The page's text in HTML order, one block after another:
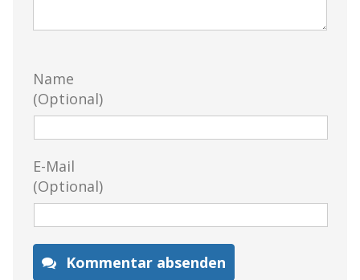
Name
(Optional)
E-Mail
(Optional)
Kommentar absenden